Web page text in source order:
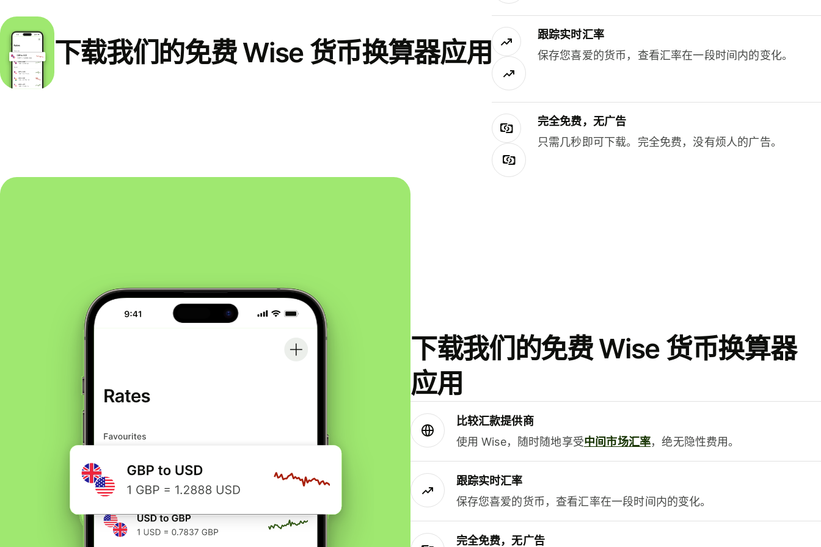
下载我们的免费 Wise 货币换算器应用
跟踪实时汇率
保存您喜爱的货币，查看汇率在一段时间内的变化。
完全免费，无广告
只需几秒即可下载。完全免费，没有烦人的广告。
下载我们的免费 Wise 货币换算器
应用
比较汇款提供商
使用 Wise，随时随地享受中间市场汇率，绝无隐性费用。
跟踪实时汇率
保存您喜爱的货币，查看汇率在一段时间内的变化。
完全免费，无广告